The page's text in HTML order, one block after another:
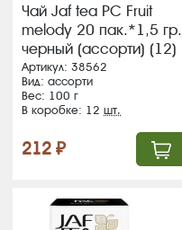
Чай Jaf tea РС Fruit
melody 20 пак.*1,5 гр.
черный (ассорти) (12)
(354) ВЛОЖЕНИЕ!!!!!
Артикул: 38562
Вид: ассорти
Вес: 100 г
В коробке: 12шт.
212 ₽